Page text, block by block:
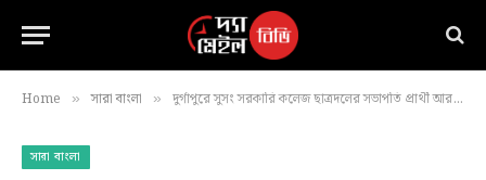
Home » সারা বাংলা » দুর্গাপুরে সুসং সরকারি কলেজ ছাত্রদলের সভাপতি প্রার্থী আরফুল ইসলাম শান্ত’র বৃক্ষরোপণ কর্মসূচি
সারা বাংলা